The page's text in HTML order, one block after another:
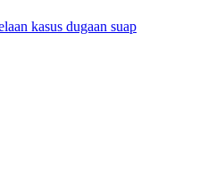
kasus dugaan suap